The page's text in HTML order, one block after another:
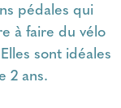
pédales qui
à faire du vélo
sont idéales
2 ans.